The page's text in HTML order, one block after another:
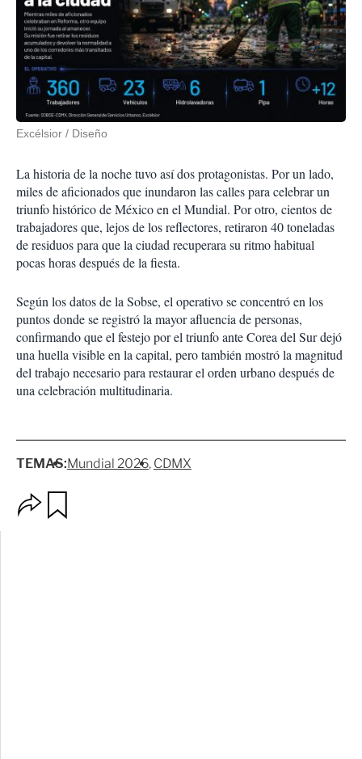
Excélsior / Diseño
La historia de la noche tuvo así dos protagonistas. Por un lado,
miles de aficionados que inundaron las calles para celebrar un
triunfo histórico de México en el Mundial. Por otro, cientos de
trabajadores que, lejos de los reflectores, retiraron 40 toneladas
de residuos para que la ciudad recuperara su ritmo habitual
pocas horas después de la fiesta.
Según los datos de la Sobse, el operativo se concentró en los
puntos donde se registró la mayor afluencia de personas,
confirmando que el festejo por el triunfo ante Corea del Sur dejó
una huella visible en la capital, pero también mostró la magnitud
del trabajo necesario para restaurar el orden urbano después de
una celebración multitudinaria.
TEMAS:Mundial 2026 CDMX